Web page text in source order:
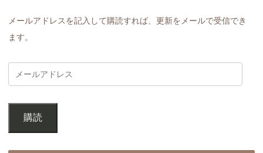
メールアドレスを記入して購読すれば、更新をメールで受信でき
ます。
購読